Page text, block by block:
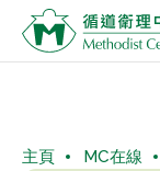
主頁 MC在線